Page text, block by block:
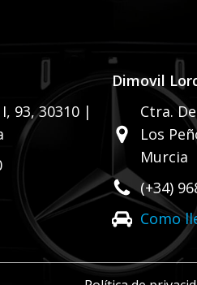
I, 93,30310 |
Dimovil
Ctra.
Los
Murcia
(+34)
Como